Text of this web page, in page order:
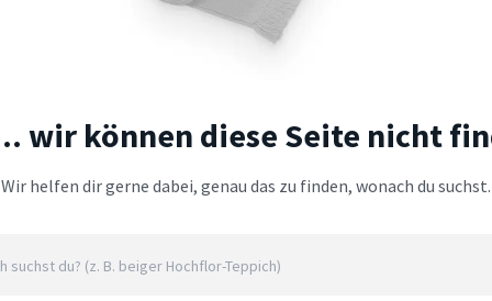
wir können diese Seite nicht
Wir helfen dir gerne dabei, genau das zu finden, wonach du suchst.